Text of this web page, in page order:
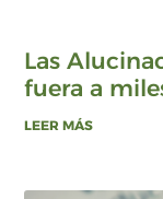
Las
fuera a
LEER MÁS